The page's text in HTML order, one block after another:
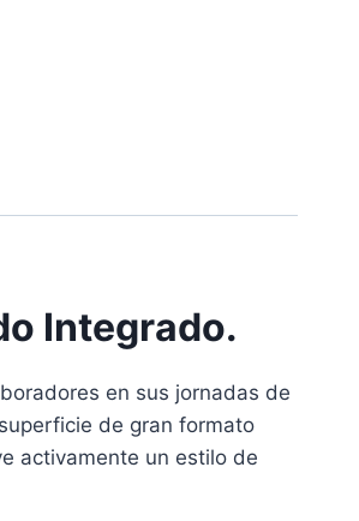
Integrado.
en sus jornadas de
de gran formato
activamente un estilo de